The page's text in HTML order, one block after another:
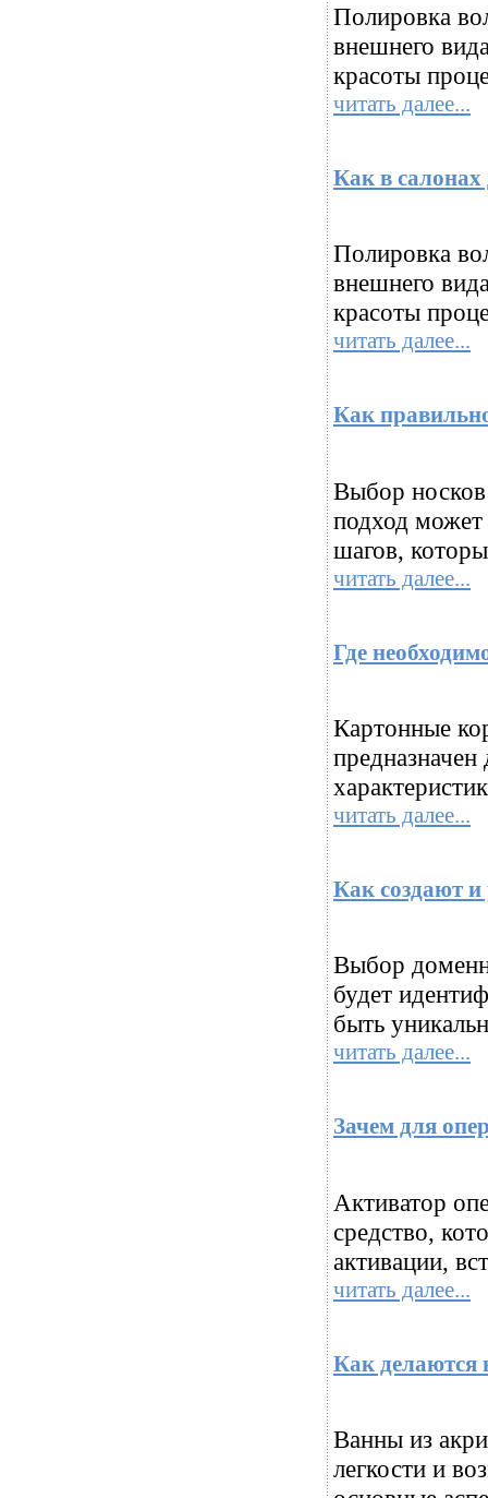
Полировка
внешнего
красоты
читать далее...
Как в салонах
Полировка
внешнего
красоты
читать далее...
Как
Выбор
подход может
шагов,
читать далее...
Где
Картонные
читать далее...
Как создают
Выбор
будет
быть
читать далее...
Зачем для
Активатор
средство,
активации,
читать далее...
Как делаются
Ванны из
легкости и